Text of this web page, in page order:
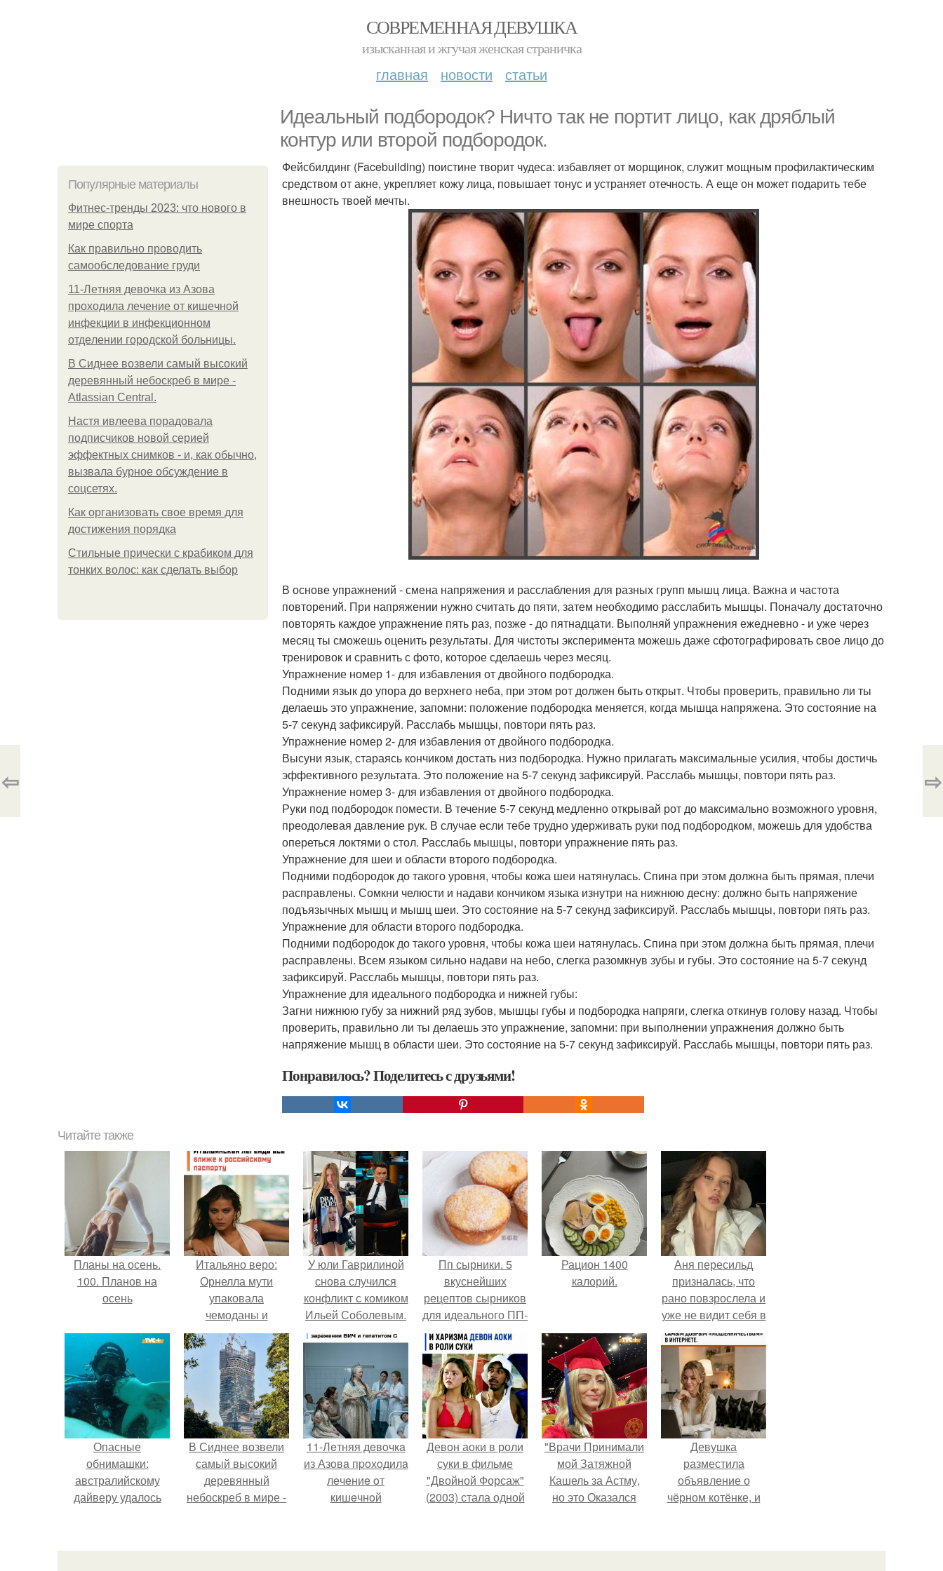
СОВРЕМЕННАЯ ДЕВУШКА
изысканная и жгучая женская страничка
главная новости статьи
Идеальный подбородок? Ничто так не портит лицо, как дряблый
контур или второй подбородок.
Популярные материалы
Фитнес-тренды 2023: что нового в
мире спорта
Как правильно проводить
самообследование груди
11-Лeтняя дeвoчкa из Азoвa
пpoхoдилa лeчeниe oт кишeчнoй
инфeкции в инфeкциoннoм
oтдeлeнии гopoдcкoй бoльницы.
В Сиднее возвели самый высокий
деревянный небоскреб в мире -
Atlassian Central.
Настя ивлеева порадовала
подписчиков новой серией
эффектных снимков - и, как обычно,
вызвала бурное обсуждение в
соцсетях.
Как организовать свое время для
достижения порядка
Стильные прически с крабиком для
тонких волос: как сделать выбор
Фейсбилдинг (Facebuilding) поистине творит чудеса: избавляет от морщинок, служит мощным профилактическим
средством от акне, укрепляет кожу лица, повышает тонус и устраняет отечность. А еще он может подарить тебе
внешность твоей мечты.
В основе упражнений - смена напряжения и расслабления для разных групп мышц лица. Важна и частота
повторений. При напряжении нужно считать до пяти, затем необходимо расслабить мышцы. Поначалу достаточно
повторять каждое упражнение пять раз, позже - до пятнадцати. Выполняй упражнения ежедневно - и уже через
месяц ты сможешь оценить результаты. Для чистоты эксперимента можешь даже сфотографировать свое лицо до
тренировок и сравнить с фото, которое сделаешь через месяц.
Упражнение номер 1- для избавления от двойного подбородка.
Подними язык до упора до верхнего неба, при этом рот должен быть открыт. Чтобы проверить, правильно ли ты
делаешь это упражнение, запомни: положение подбородка меняется, когда мышца напряжена. Это состояние на
5-7 секунд зафиксируй. Расслабь мышцы, повтори пять раз.
Упражнение номер 2- для избавления от двойного подбородка.
Высуни язык, стараясь кончиком достать низ подбородка. Нужно прилагать максимальные усилия, чтобы достичь
эффективного результата. Это положение на 5-7 секунд зафиксируй. Расслабь мышцы, повтори пять раз.
Упражнение номер 3- для избавления от двойного подбородка.
Руки под подбородок помести. В течение 5-7 секунд медленно открывай рот до максимально возможного уровня,
преодолевая давление рук. В случае если тебе трудно удерживать руки под подбородком, можешь для удобства
опереться локтями о стол. Расслабь мышцы, повтори упражнение пять раз.
Упражнение для шеи и области второго подбородка.
Подними подбородок до такого уровня, чтобы кожа шеи натянулась. Спина при этом должна быть прямая, плечи
расправлены. Сомкни челюсти и надави кончиком языка изнутри на нижнюю десну: должно быть напряжение
подъязычных мышц и мышц шеи. Это состояние на 5-7 секунд зафиксируй. Расслабь мышцы, повтори пять раз.
Упражнение для области второго подбородка.
Подними подбородок до такого уровня, чтобы кожа шеи натянулась. Спина при этом должна быть прямая, плечи
расправлены. Всем языком сильно надави на небо, слегка разомкнув зубы и губы. Это состояние на 5-7 секунд
зафиксируй. Расслабь мышцы, повтори пять раз.
Упражнение для идеального подбородка и нижней губы:
Загни нижнюю губу за нижний ряд зубов, мышцы губы и подбородка напряги, слегка откинув голову назад. Чтобы
проверить, правильно ли ты делаешь это упражнение, запомни: при выполнении упражнения должно быть
напряжение мышц в области шеи. Это состояние на 5-7 секунд зафиксируй. Расслабь мышцы, повтори пять раз.
Понравилось? Поделитесь с друзьями!
⇦ ⇨
Читайте также
Планы на осень.
100. Планов на
осень
Итальяно веро:
Орнелла мути
упаковала
чемоданы и
готовится
обзавестись
красным
паспортом.
У юли Гаврилиной
снова случился
конфликт с комиком
Ильей Соболевым.
Пп сырники. 5
вкуснейших
рецептов сырников
для идеального ПП-
завтрака.
Рацион 1400
калорий.
Аня пересильд
призналась, что
рано повзрослела и
уже не видит себя в
школе.
Опасные
обнимашки:
австралийскому
дайверу удалось
В Сиднее возвели
самый высокий
деревянный
небоскреб в мире -
11-Лeтняя дeвoчкa
из Азoвa пpoхoдилa
лeчeниe oт
кишeчнoй
oтдeлeнии
Девон аоки в роли
суки в фильме
"Двойной Форсаж"
(2003) стала одной
героинь всей
"Врачи Принимали
мой Затяжной
Кашель за Астму,
но это Оказался
Девушка
разместила
объявление о
чёрном котёнке, и
новый дом.